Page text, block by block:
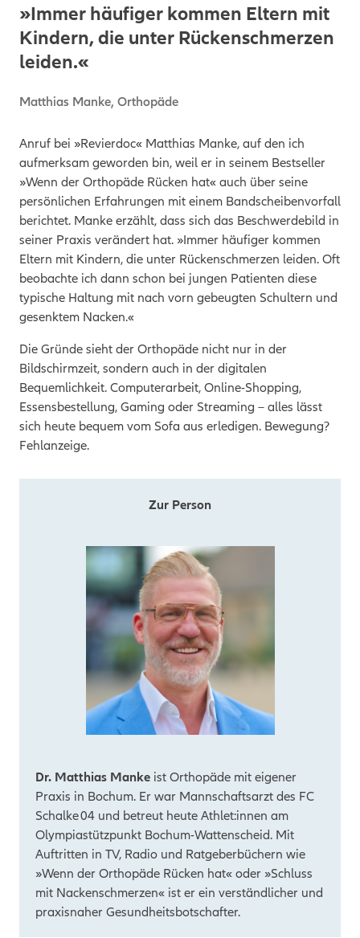
Zur Person
Dr. Matthias Manke ist Orthopäde mit eigener
Praxis in Bochum. Er war Mannschaftsarzt des FC
Schalke 04 und betreut heute Athlet:innen am
Olympiastützpunkt Bochum-Wattenscheid. Mit
Auftritten in TV, Radio und Ratgeberbüchern wie
»Wenn der Orthopäde Rücken hat« oder »Schluss
mit Nackenschmerzen« ist er ein verständlicher und
praxisnaher Gesundheitsbotschafter.
»Immer häufiger kommen Eltern mit
Kindern, die unter Rückenschmerzen
leiden.«
Matthias Manke, Orthopäde
Anruf bei »Revierdoc« Matthias Manke, auf den ich
aufmerksam geworden bin, weil er in seinem Bestseller
»Wenn der Orthopäde Rücken hat« auch über seine
persönlichen Erfahrungen mit einem Bandscheibenvorfall
berichtet. Manke erzählt, dass sich das Beschwerdebild in
seiner Praxis verändert hat. »Immer häufiger kommen
Eltern mit Kindern, die unter Rückenschmerzen leiden. Oft
beobachte ich dann schon bei jungen Patienten diese
typische Haltung mit nach vorn gebeugten Schultern und
gesenktem Nacken.«
Die Gründe sieht der Orthopäde nicht nur in der
Bildschirmzeit, sondern auch in der digitalen
Bequemlichkeit. Computerarbeit, Online-Shopping,
Essensbestellung, Gaming oder Streaming – alles lässt
sich heute bequem vom Sofa aus erledigen. Bewegung?
Fehlanzeige.